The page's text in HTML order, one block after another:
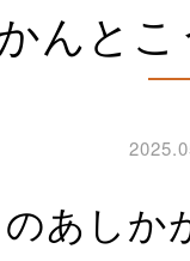
んと
のあし